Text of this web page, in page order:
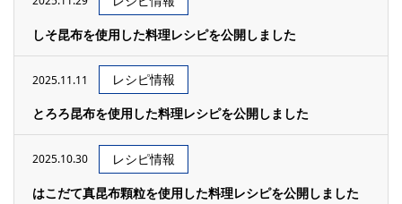
しそ昆布を使用した料理レシピを公開しました
2025.11.11
レシピ情報
とろろ昆布を使用した料理レシピを公開しました
2025.10.30
レシピ情報
はこだて真昆布顆粒を使用した料理レシピを公開しました